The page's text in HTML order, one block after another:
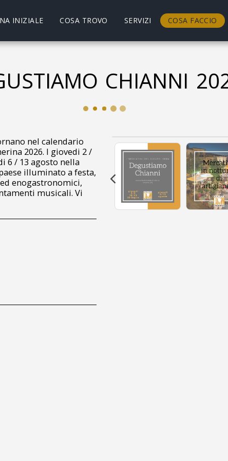
INIZIALE COSA TROVO SERVIZI COSA FACCIO
CHIANNI
nel calendario
2026. I giovedi 2 /
6 / 13 agosto nella
illuminato a festa,
enogastronomici,
musicali. Vi